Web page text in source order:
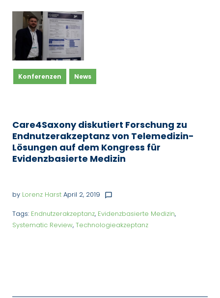
Konferenzen News
Care4Saxony diskutiert Forschung zu
Endnutzerakzeptanz von Telemedizin-
Lösungen auf dem Kongress für
Evidenzbasierte Medizin
by Lorenz Harst April 2, 2019 chat_bubble_outline
Tags: Endnutzerakzeptanz, Evidenzbasierte Medizin,
Systematic Review, Technologieakzeptanz